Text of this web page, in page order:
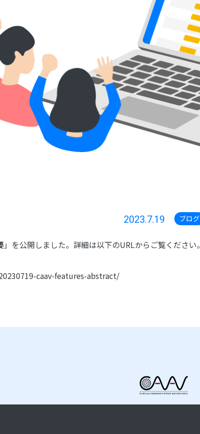
2023.7.19 ブログ
」を公開しました。詳細は以下のURLからご覧ください。
caav-features-abstract/